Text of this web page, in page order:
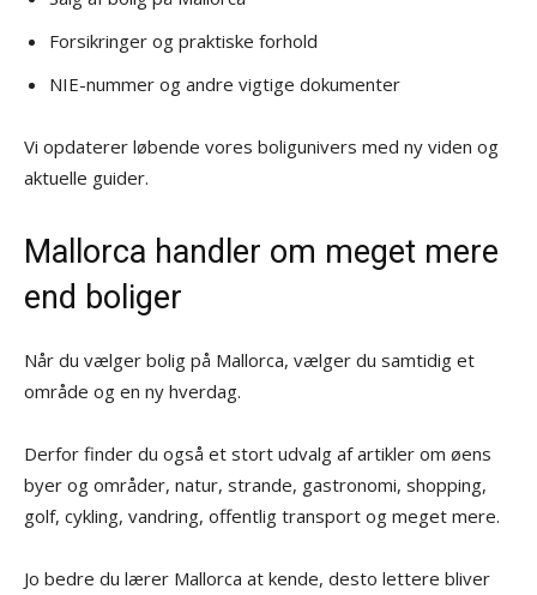
Forsikringer og praktiske forhold
NIE-nummer og andre vigtige dokumenter
Vi opdaterer løbende vores boligunivers med ny viden og
aktuelle guider.
Mallorca handler om meget mere
end boliger
Når du vælger bolig på Mallorca, vælger du samtidig et
område og en ny hverdag.
Derfor finder du også et stort udvalg af artikler om øens
byer og områder, natur, strande, gastronomi, shopping,
golf, cykling, vandring, offentlig transport og meget mere.
Jo bedre du lærer Mallorca at kende, desto lettere bliver